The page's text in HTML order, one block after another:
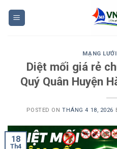
MẠNG
Diệt mối giá rẻ
Quý Quân Huyện
POSTED ONTHÁNG 4 18, 2026
18
Th4